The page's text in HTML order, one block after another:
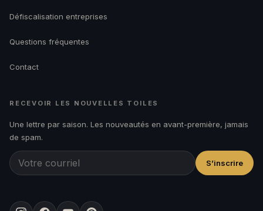
Défiscalisation entreprises
Questions fréquentes
Contact
RECEVOIR LES NOUVELLES TOILES
Une lettre par saison. Les nouveautés en avant-première, jamais
de spam.
S’inscrire